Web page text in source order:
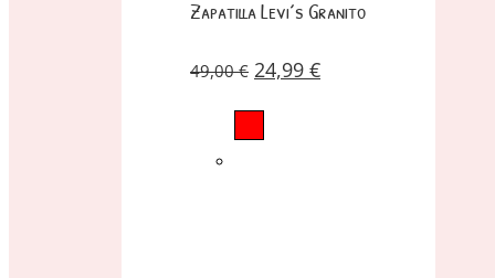
Zapatilla Levi´s Granito
49,00€ 24,99 €